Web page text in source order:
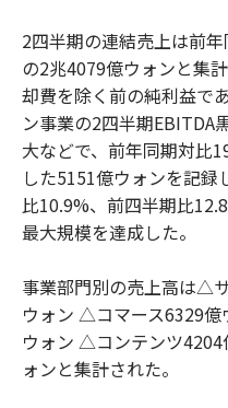
2四半期の連結売上は前
の2兆4079億ウォンと集
却費を除く前の純利益で
ン事業の2四半期EBITDA
大などで、前年同期対比
した5151億ウォンを記
比10.9%、前四半期比
最大規模を達成した。
事業部門別の売上高は△
ウォン △コマース6329
ウォン △コンテンツ
ォンと集計された。